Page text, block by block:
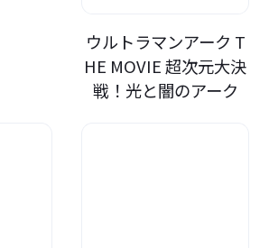
ウルトラマンアーク T
HE MOVIE 超次元大決
戦！光と闇のアーク